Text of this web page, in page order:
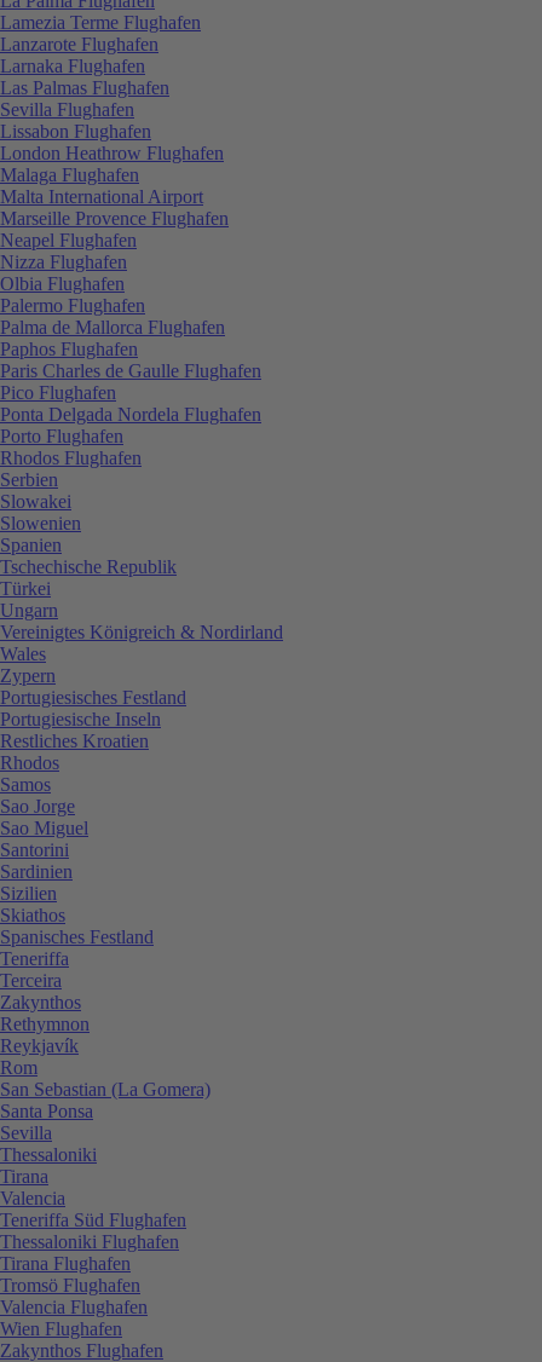
Lamezia Terme Flughafen
Lanzarote Flughafen
Larnaka Flughafen
Las Palmas Flughafen
Sevilla Flughafen
Lissabon Flughafen
London Heathrow Flughafen
Malaga Flughafen
Malta International Airport
Marseille Provence Flughafen
Neapel Flughafen
Nizza Flughafen
Olbia Flughafen
Palermo Flughafen
Palma de Mallorca Flughafen
Paphos Flughafen
Paris Charles de Gaulle Flughafen
Pico Flughafen
Ponta Delgada Nordela Flughafen
Porto Flughafen
Rhodos Flughafen
Serbien
Slowakei
Slowenien
Spanien
Tschechische Republik
Türkei
Ungarn
Vereinigtes Königreich & Nordirland
Wales
Zypern
Portugiesisches Festland
Portugiesische Inseln
Restliches Kroatien
Rhodos
Samos
Sao Jorge
Sao Miguel
Santorini
Sardinien
Sizilien
Skiathos
Spanisches Festland
Teneriffa
Terceira
Zakynthos
Rethymnon
Reykjavík
Rom
San Sebastian (La Gomera)
Santa Ponsa
Sevilla
Thessaloniki
Tirana
Valencia
Teneriffa Süd Flughafen
Thessaloniki Flughafen
Tirana Flughafen
Tromsö Flughafen
Valencia Flughafen
Wien Flughafen
Zakynthos Flughafen